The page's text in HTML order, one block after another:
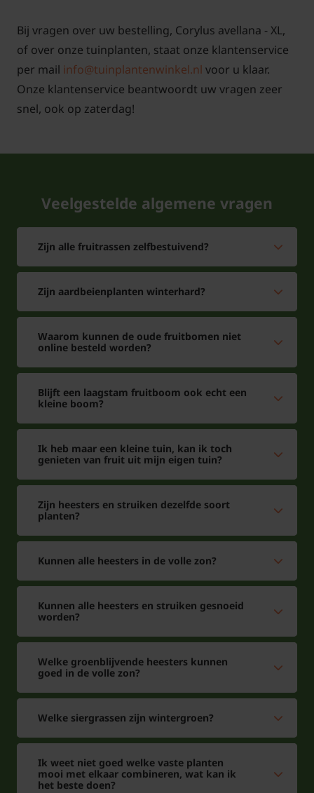
Bij vragen over uw bestelling, Corylus avellana - XL,
of over onze tuinplanten, staat onze klantenservice
per mail info@tuinplantenwinkel.nl voor u klaar.
Onze klantenservice beantwoordt uw vragen zeer
snel, ook op zaterdag!
Veelgestelde algemene vragen
Zijn alle fruitrassen zelfbestuivend?
Zijn aardbeienplanten winterhard?
Waarom kunnen de oude fruitbomen niet
online besteld worden?
Blijft een laagstam fruitboom ook echt een
kleine boom?
Ik heb maar een kleine tuin, kan ik toch
genieten van fruit uit mijn eigen tuin?
Zijn heesters en struiken dezelfde soort
planten?
Kunnen alle heesters in de volle zon?
Kunnen alle heesters en struiken gesnoeid
worden?
Welke groenblijvende heesters kunnen
goed in de volle zon?
Welke siergrassen zijn wintergroen?
Ik weet niet goed welke vaste planten
mooi met elkaar combineren, wat kan ik
het beste doen?